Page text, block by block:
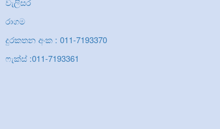
වැලිසර
රාගම
දුරකතන අංක : 011-7193370
ෆැක්ස් :011-7193361